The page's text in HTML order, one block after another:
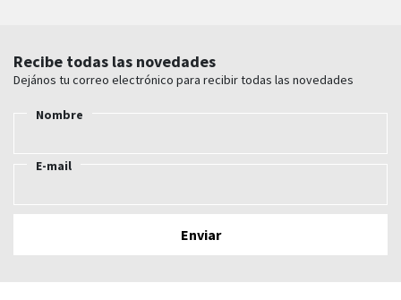
Recibe todas las novedades
Dejános tu correo electrónico para recibir todas las novedades
Nombre
E-mail